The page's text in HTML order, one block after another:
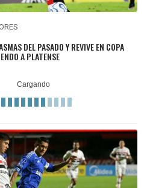
DEL PASADO Y REVIVE EN COPA
A PLATENSE